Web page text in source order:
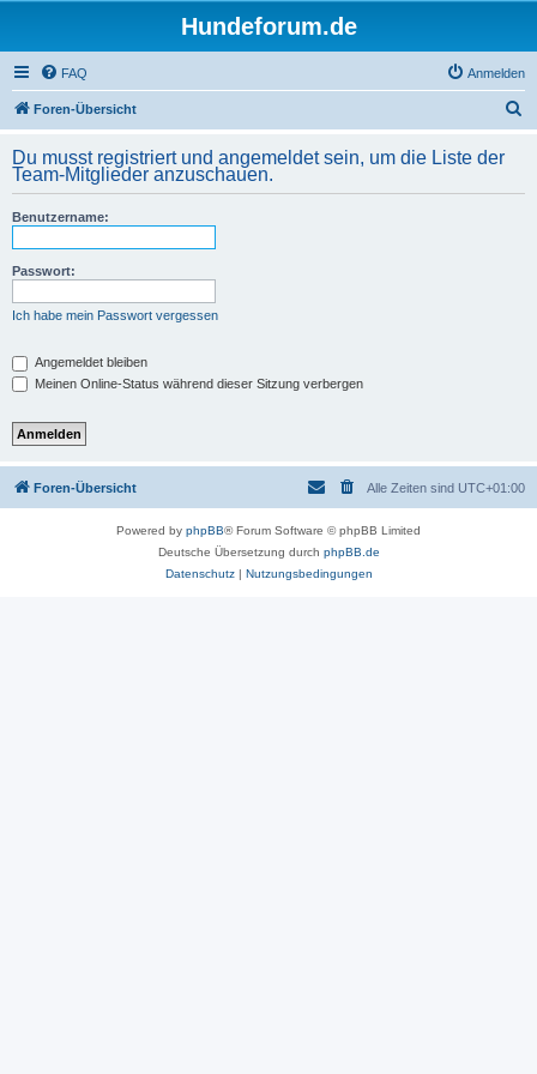
Hundeforum.de
FAQ Anmelden
Foren-Übersicht
h
Du musst registriert und angemeldet sein, um die Liste der
Team-Mitglieder anzuschauen.
Benutzername:
Passwort:
Ich habe mein Passwort vergessen
Angemeldet bleiben
Meinen Online-Status während dieser Sitzung verbergen
Foren-Übersicht Alle Zeiten sind UTC+01:00
Powered by phpBB® Forum Software © phpBB Limited
Deutsche Übersetzung durch phpBB.de
Datenschutz| Nutzungsbedingungen